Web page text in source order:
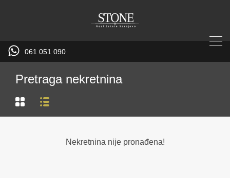
061 051 090
Pretraga nekretnina
Nekretnina nije pronađena!